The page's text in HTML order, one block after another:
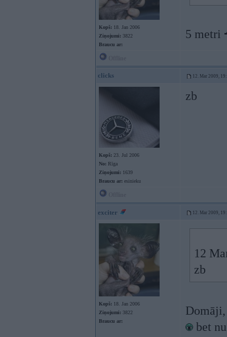
Kopš: 18. Jan 2006
Ziņojumi: 3822
Braucu ar:
5 metri
clicks 12. Mar 2009,
Kopš: 23. Jul 2006
No: Rīga
Ziņojumi: 1639
Braucu ar: esinieku
zb
exciter 12. Mar 2009,
Kopš: 18. Jan 2006
Ziņojumi: 3822
Braucu ar:
12
zb
bet